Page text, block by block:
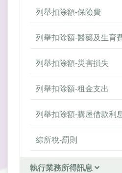
列舉扣除額-保險費
列舉扣除額-醫藥及生育
列舉扣除額-災害損失
列舉扣除額-租金支出
列舉扣除額-購屋借款利
綜所稅-罰則
執行業務所得訊息